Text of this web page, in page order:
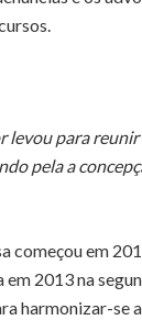
levou para
pela a
começou em
2013 na
harmonizar-se